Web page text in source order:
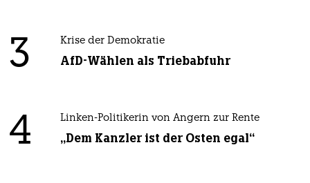
3 Krise der Demokratie
AfD-Wählen als Triebabfuhr
4 Linken-Politikerin von Angern zur Rente
„Dem Kanzler ist der Osten egal“